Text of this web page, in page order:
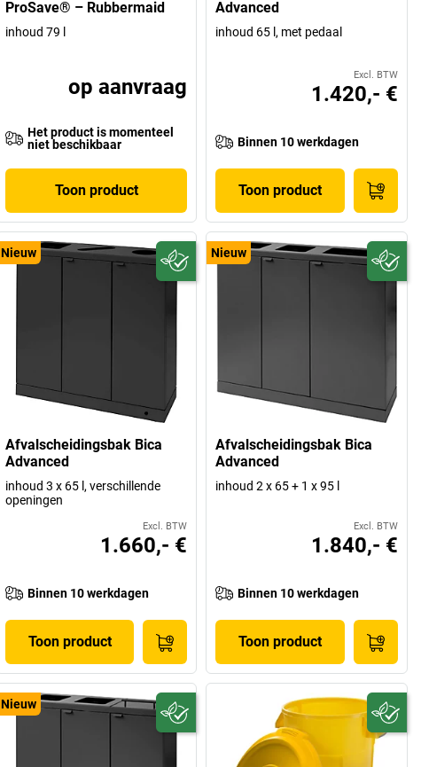
ProSave® – Rubbermaid
inhoud 79 l
op aanvraag
Het product is momenteel
niet beschikbaar
Toon product
Advanced
inhoud 65 l, met pedaal
Excl. BTW
1.420,- €
Binnen 10 werkdagen
Toon product
Nieuw
Afvalscheidingsbak Bica
Advanced
inhoud 3 x 65 l, verschillende
openingen
Excl. BTW
1.660,- €
Binnen 10 werkdagen
Toon product
Nieuw
Afvalscheidingsbak Bica
Advanced
inhoud 2 x 65 + 1 x 95 l
Excl. BTW
1.840,- €
Binnen 10 werkdagen
Toon product
Nieuw